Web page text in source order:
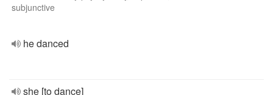
subjunctive
he danced
she [to dance]